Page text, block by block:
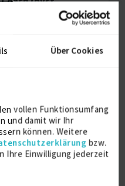
Über Cookies
vollen Funktionsumfang
und damit wir Ihr
können. Weitere
bzw.
Ihre Einwilligung jederzeit
Management
Oxford